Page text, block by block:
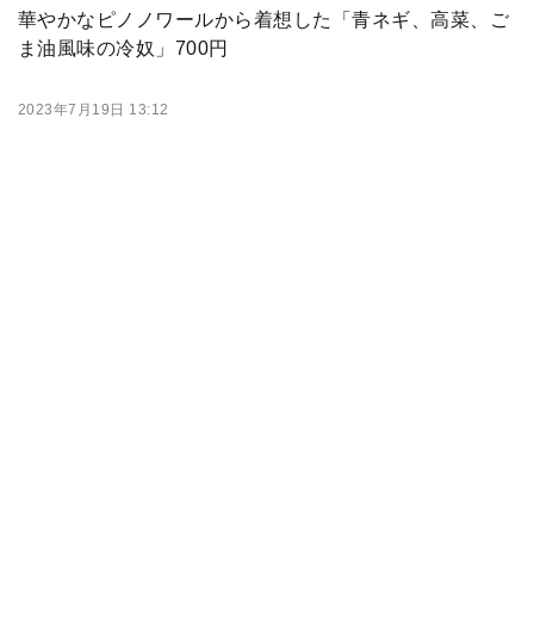
華やかなピノノワールから着想した「青ネギ、高菜、ご
ま油風味の冷奴」700円
2023年7月19日 13:12